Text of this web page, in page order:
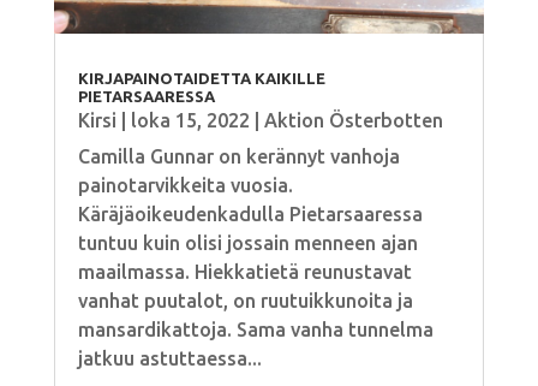
KIRJAPAINOTAIDETTA KAIKILLE
PIETARSAARESSA
Kirsi loka 15, 2022
Aktion Österbotten
Camilla Gunnar on kerännyt vanhoja
painotarvikkeita vuosia.
Käräjäoikeudenkadulla Pietarsaaressa
tuntuu kuin olisi jossain menneen ajan
maailmassa. Hiekkatietä reunustavat
vanhat puutalot, on ruutuikkunoita ja
mansardikattoja. Sama vanha tunnelma
jatkuu astuttaessa...